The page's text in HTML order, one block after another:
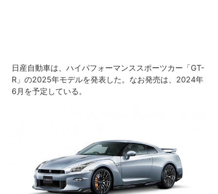
日産自動車は、ハイパフォーマンススポーツカー「GT-
R」の2025年モデルを発表した。なお発売は、2024年
6月を予定している。